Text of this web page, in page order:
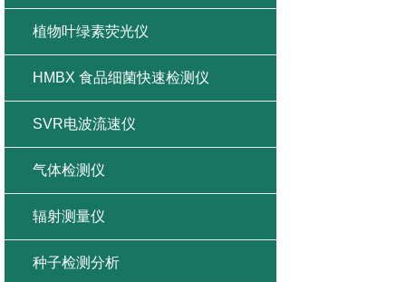
植物叶绿素荧光仪
HMBX 食品细菌快速检测仪
SVR电波流速仪
气体检测仪
辐射测量仪
种子检测分析